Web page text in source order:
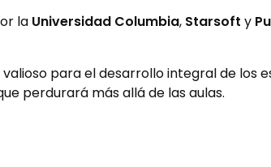
la Universidad Columbia, Starsoft y
para el desarrollo integral de los
perdurará más allá de las aulas.